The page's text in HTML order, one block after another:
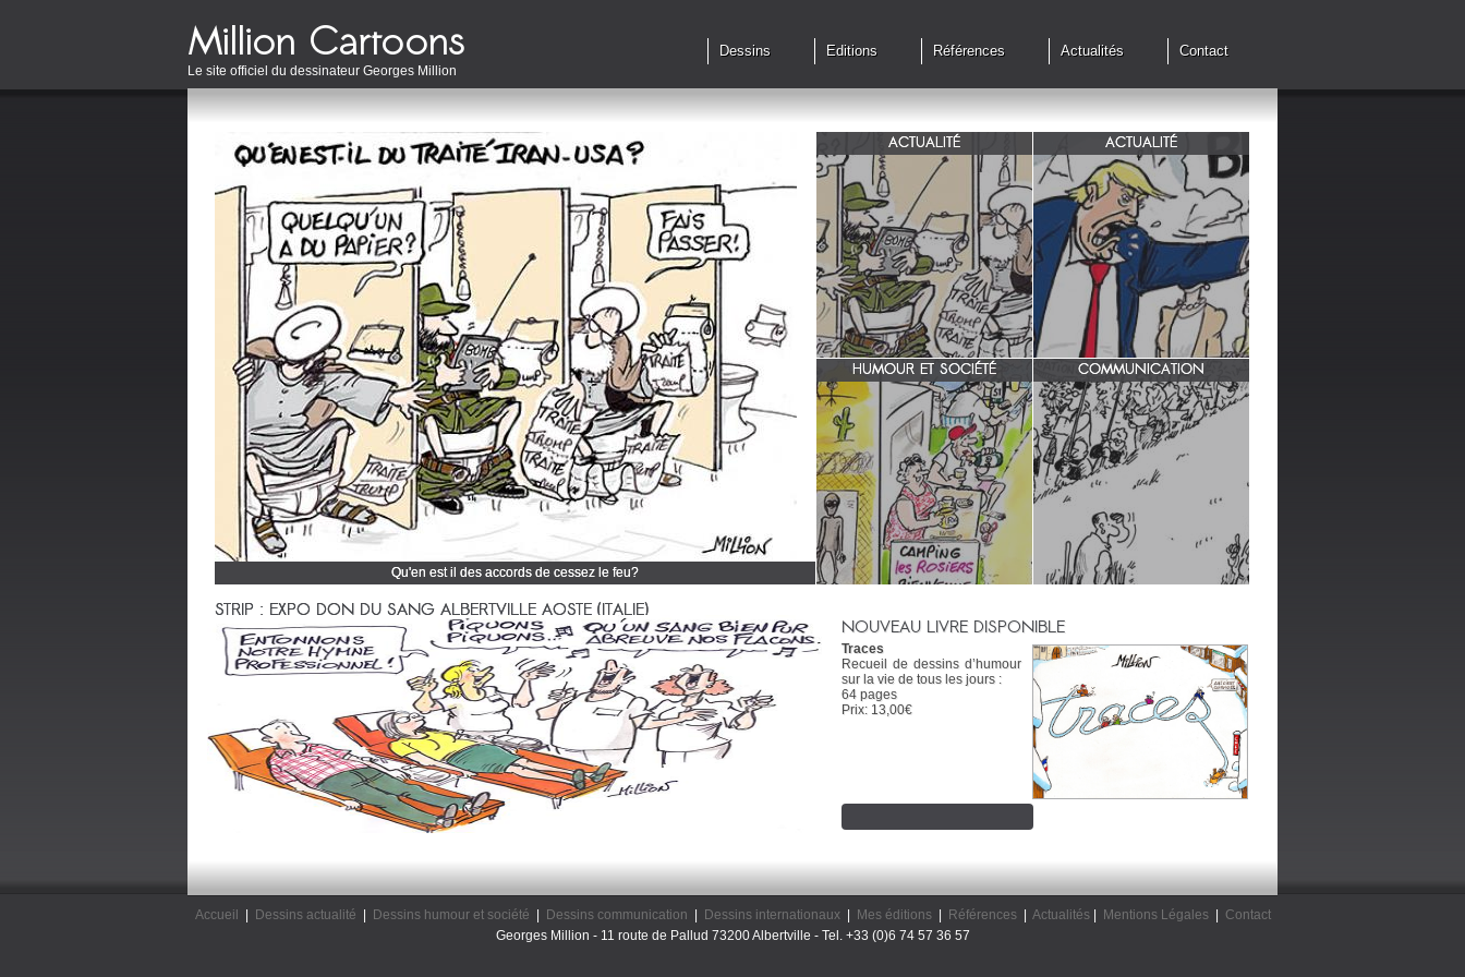
Le site officiel du dessinateur Georges Million
Dessins Editions Références Actualités Contact
Qu'en est il des accords de cessez le feu?
Cliquez et découvrez tous mes dessins d'actualité
ACTUALITÉ
Qu'en est il des accords de cessez
le feu?
ACTUALITÉ
G7 à Evian, Trump, une fois de
plus ,s'en prend aux européens.
HUMOUR ET SOCIÉTÉ
zone 51
COMMUNICATION
INRA/ Rotation des terres.
STRIP : EXPO DON DU SANG ALBERTVILLE AOSTE (ITALIE)
NOUVEAU LIVRE DISPONIBLE
Traces
Recueil de dessins d’humour
sur la vie de tous les jours :
64 pages
Prix: 13,00€
Accueil Dessins actualité Dessins humour et société Dessins communication Dessins internationaux| Mes éditions| Références| Actualités| Mentions Légales|
Contact
Georges Million - 11 route de Pallud 73200 Albertville - Tel. +33 (0)6 74 57 36 57